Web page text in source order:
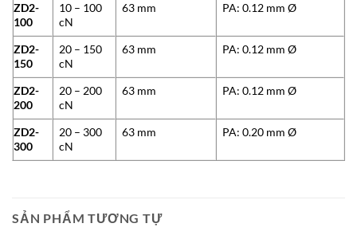
ZD2-
100
10 – 100
cN
63 mm PA: 0.12 mm Ø
ZD2-
150
20 – 150
cN
63 mm PA: 0.12 mm Ø
ZD2-
200
20 – 200
cN
63 mm PA: 0.12 mm Ø
ZD2-
300
20 – 300
cN
63 mm PA: 0.20 mm Ø
SẢN PHẨM TƯƠNG TỰ